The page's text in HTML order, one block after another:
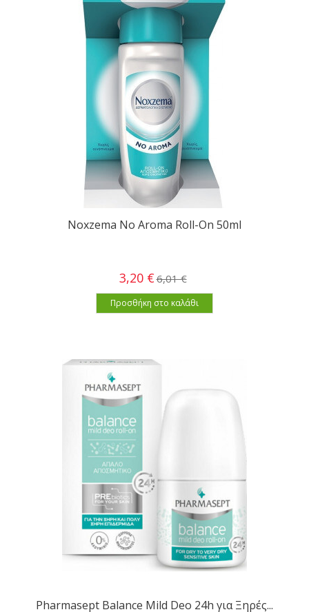
Noxzema No Aroma Roll-On 50ml
3,20 €6,01 €
Προσθήκη στο καλάθι
Pharmasept Balance Mild Deo 24h για Ξηρές...